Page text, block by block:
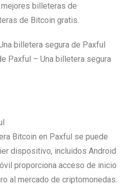
billeteras de
de Bitcoin gratis.
billetera segura de Paxful
Paxful – Una billetera segura
Bitcoin en Paxful se puede
dispositivo, incluidos Android
proporciona acceso de inicio
al mercado de criptomonedas.